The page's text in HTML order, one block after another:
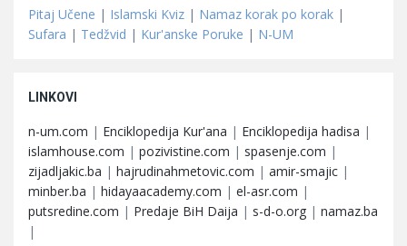
Pitaj Učene | Islamski Kviz | Namaz korak po korak |
Sufara | Tedžvid | Kur'anske Poruke | N-UM
LINKOVI
n-um.com | Enciklopedija Kur'ana | Enciklopedija hadisa |
islamhouse.com | pozivistine.com | spasenje.com |
zijadljakic.ba | hajrudinahmetovic.com | amir-smajic |
minber.ba | hidayaacademy.com | el-asr.com |
putsredine.com | Predaje BiH Daija | s-d-o.org | namaz.ba
|